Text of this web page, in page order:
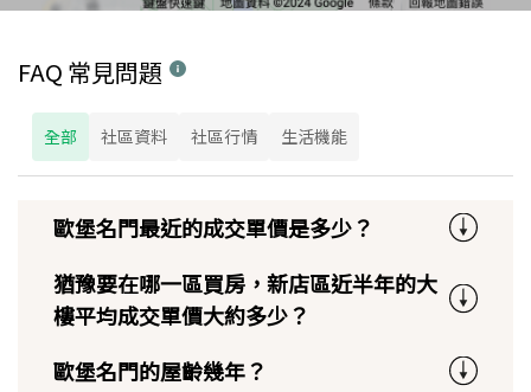
FAQ 常見問題
全部 社區資料 社區行情 生活機能
歐堡名門最近的成交單價是多少？
猶豫要在哪一區買房，新店區近半年的大
樓平均成交單價大約多少？
歐堡名門的屋齡幾年？